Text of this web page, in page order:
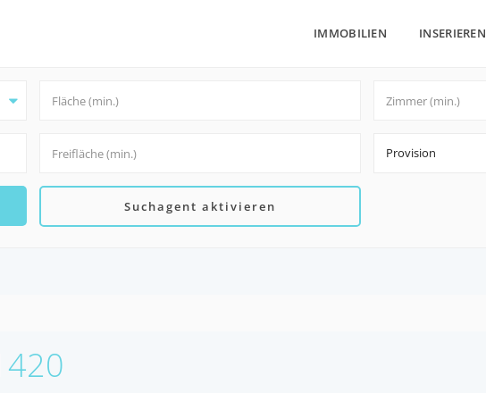
IMMOBILIEN INSERIEREN
Provision
Suchagent aktivieren